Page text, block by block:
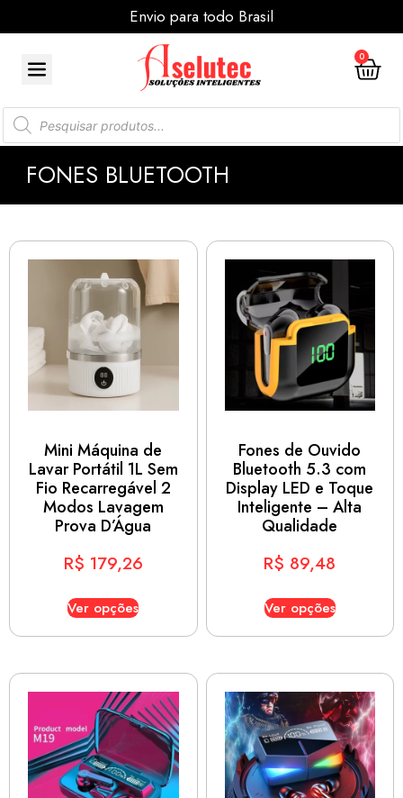
Envio para todo Brasil
0
FONES BLUETOOTH
Mini Máquina de
Lavar Portátil 1L Sem
Fio Recarregável 2
Modos Lavagem
Prova D’Água
R$ 179,26
Ver opções
Fones de Ouvido
Bluetooth 5.3 com
Display LED e Toque
Inteligente – Alta
Qualidade
R$ 89,48
Ver opções